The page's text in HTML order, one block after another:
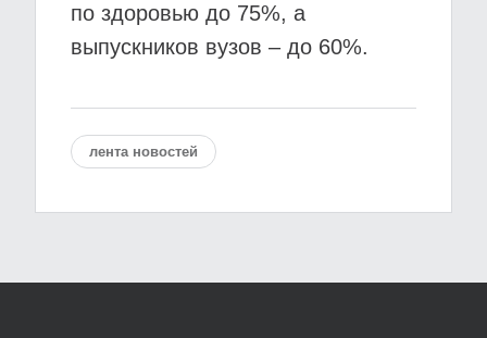
по здоровью до 75%, а
выпускников вузов – до 60%.
лента новостей